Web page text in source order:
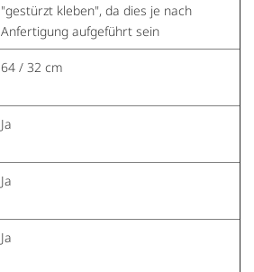
"gestürzt kleben", da dies je nach
Anfertigung aufgeführt sein
64 / 32 cm
Ja
Ja
Ja